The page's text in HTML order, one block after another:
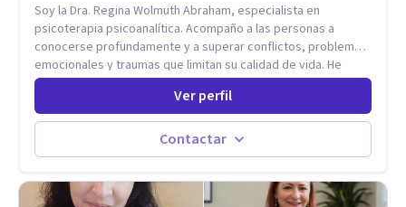
Soy la Dra. Regina Wolmuth Abraham, especialista en
psicoterapia psicoanalítica. Acompaño a las personas a
conocerse profundamente y a superar conflictos, problemas
emocionales y traumas que limitan su calidad de vida. He
trabajado en reconocidas instituciones como el Hospital
Psiquiátrico San Rafael, Instituto Psiquiátrico MENDAO, San
Bernardino, Hospital Psiquiátrico Infantil y el Centro de
Integración Juvenil. Además, tuve el privilegio de colaborar
en comunidades como Olivar del Conde y Xochimilco, lo que
Ver perfil
Contactar